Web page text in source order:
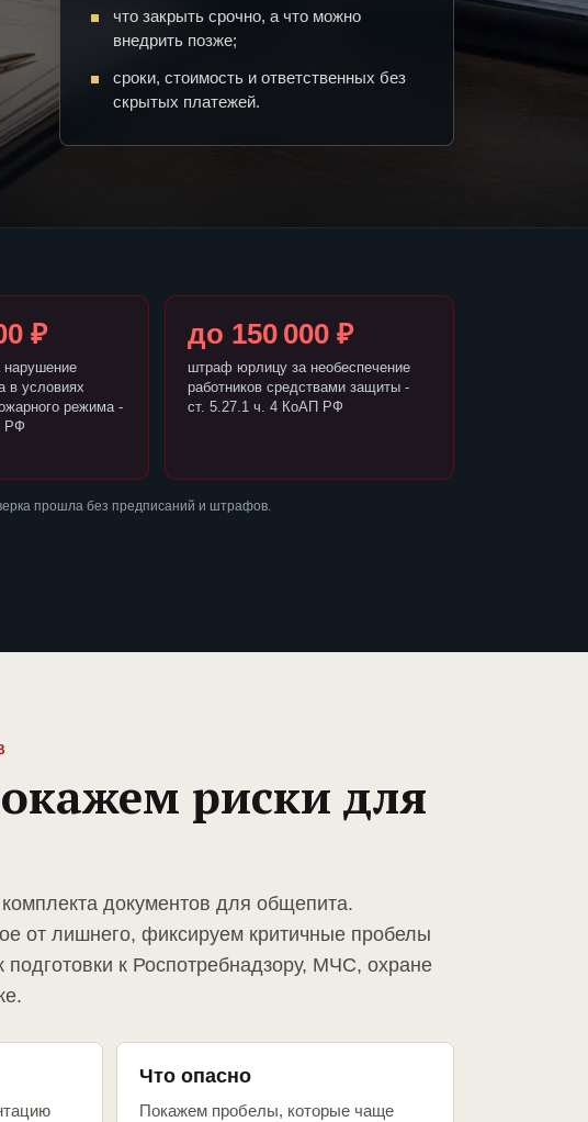
что закрыть срочно, а что можно
внедрить позже;
сроки, стоимость и ответственных без
скрытых платежей.
₽
в условиях
режима -
РФ
до 150 000 ₽
штраф юрлицу за необеспечение
работников средствами защиты -
ст. 5.27.1 ч. 4 КоАП РФ
прошла без предписаний и штрафов.
риски для
документов для общепита.
от лишнего, фиксируем критичные пробелы
к Роспотребнадзору, МЧС, охране
Что опасно
Покажем пробелы, которые чаще